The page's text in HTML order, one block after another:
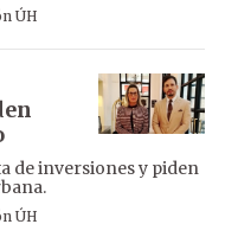
ÚH
de inversiones y piden
ÚH